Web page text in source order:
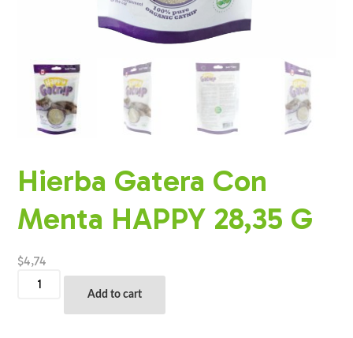
Hierba Gatera Con
Menta HAPPY 28,35 G
$4,74
Gatera
Add to cart